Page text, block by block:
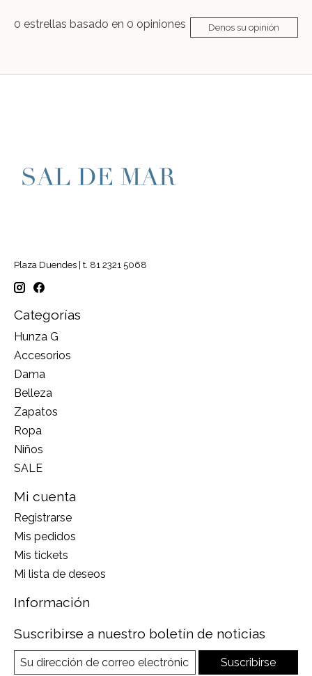
0 estrellas basado en 0 opiniones Denos su opinión
Plaza Duendes | t. 81 2321 5068
Categorías
Hunza G
Accesorios
Dama
Belleza
Zapatos
Ropa
Niños
SALE
Mi cuenta
Registrarse
Mis pedidos
Mis tickets
Mi lista de deseos
Información
Suscribirse a nuestro boletín de noticias
Suscribirse